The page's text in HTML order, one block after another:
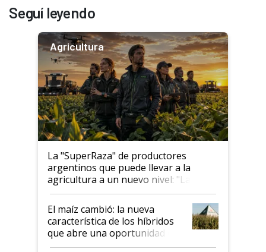
Seguí leyendo
Agricultura
La "SuperRaza" de productores
argentinos que puede llevar a la
agricultura a un nuevo nivel: "Las
posibilidades de crecimiento son
infinitas"
El maíz cambió: la nueva
característica de los híbridos
que abre una oportunidad en
el lote